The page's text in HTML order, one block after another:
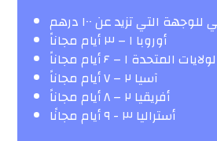
التي تزيد عن ۱۰۰ درهم
أوروبا ۱ – ۳ أيام مجاناً
المتحدة ۱ – ۶ أيام مجاناً
آسيا ۲ – ۷ أيام مجاناً
أفريقيا ۲ – ۸ أيام مجاناً
أستراليا ۳ - ۹ أيام مجانًا